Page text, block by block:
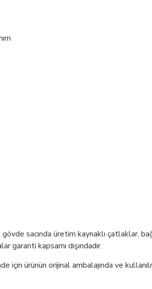
sacında üretim kaynaklı çatlaklar,
garanti kapsamı dışındadır.
için ürünün orijinal ambalajında ve